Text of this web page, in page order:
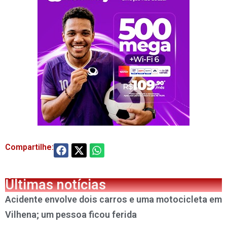
Compartilhe:
Últimas notícias
Acidente envolve dois carros e uma motocicleta em
Vilhena; um pessoa ficou ferida